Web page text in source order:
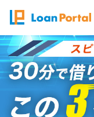
トッ
おすす